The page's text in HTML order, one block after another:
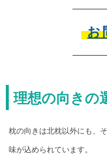
お
理想の向きの
枕の向きは北枕以外にも、
味が込められています。